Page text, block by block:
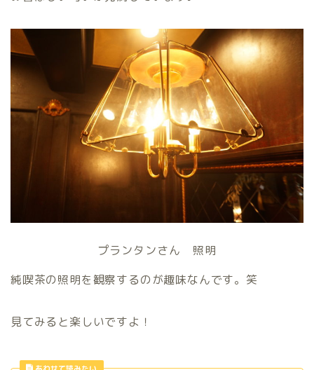
プランタンさん 照明
純喫茶の照明を観察するのが趣味なんです。笑
見てみると楽しいですよ！